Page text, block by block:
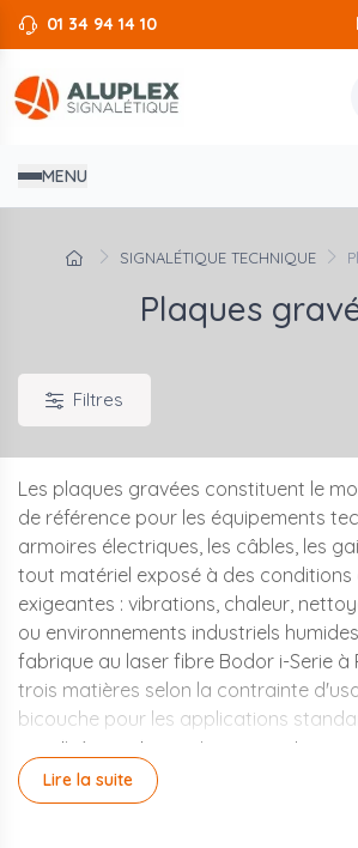
01 34 94 14 10
MENU
SIGNALÉTIQUE TECHNIQUE
Plaques
Filtres
Les plaques gravées constituent le
de référence pour les équipements
armoires électriques, les câbles, les
tout matériel exposé à des conditions
exigeantes : vibrations, chaleur,
ou environnements industriels
fabrique au laser fibre Bodor i-Serie à
trois matières selon la contrainte
bicouche pour les applications
anodisé pour les environnements
milieux corrosifs ou agroalimentaires.
intervient sous 4 jours après validation
Lire la suite